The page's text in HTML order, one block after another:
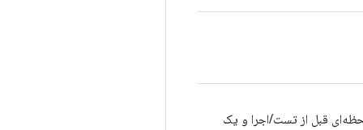
قبل از تست/اجرا و یک